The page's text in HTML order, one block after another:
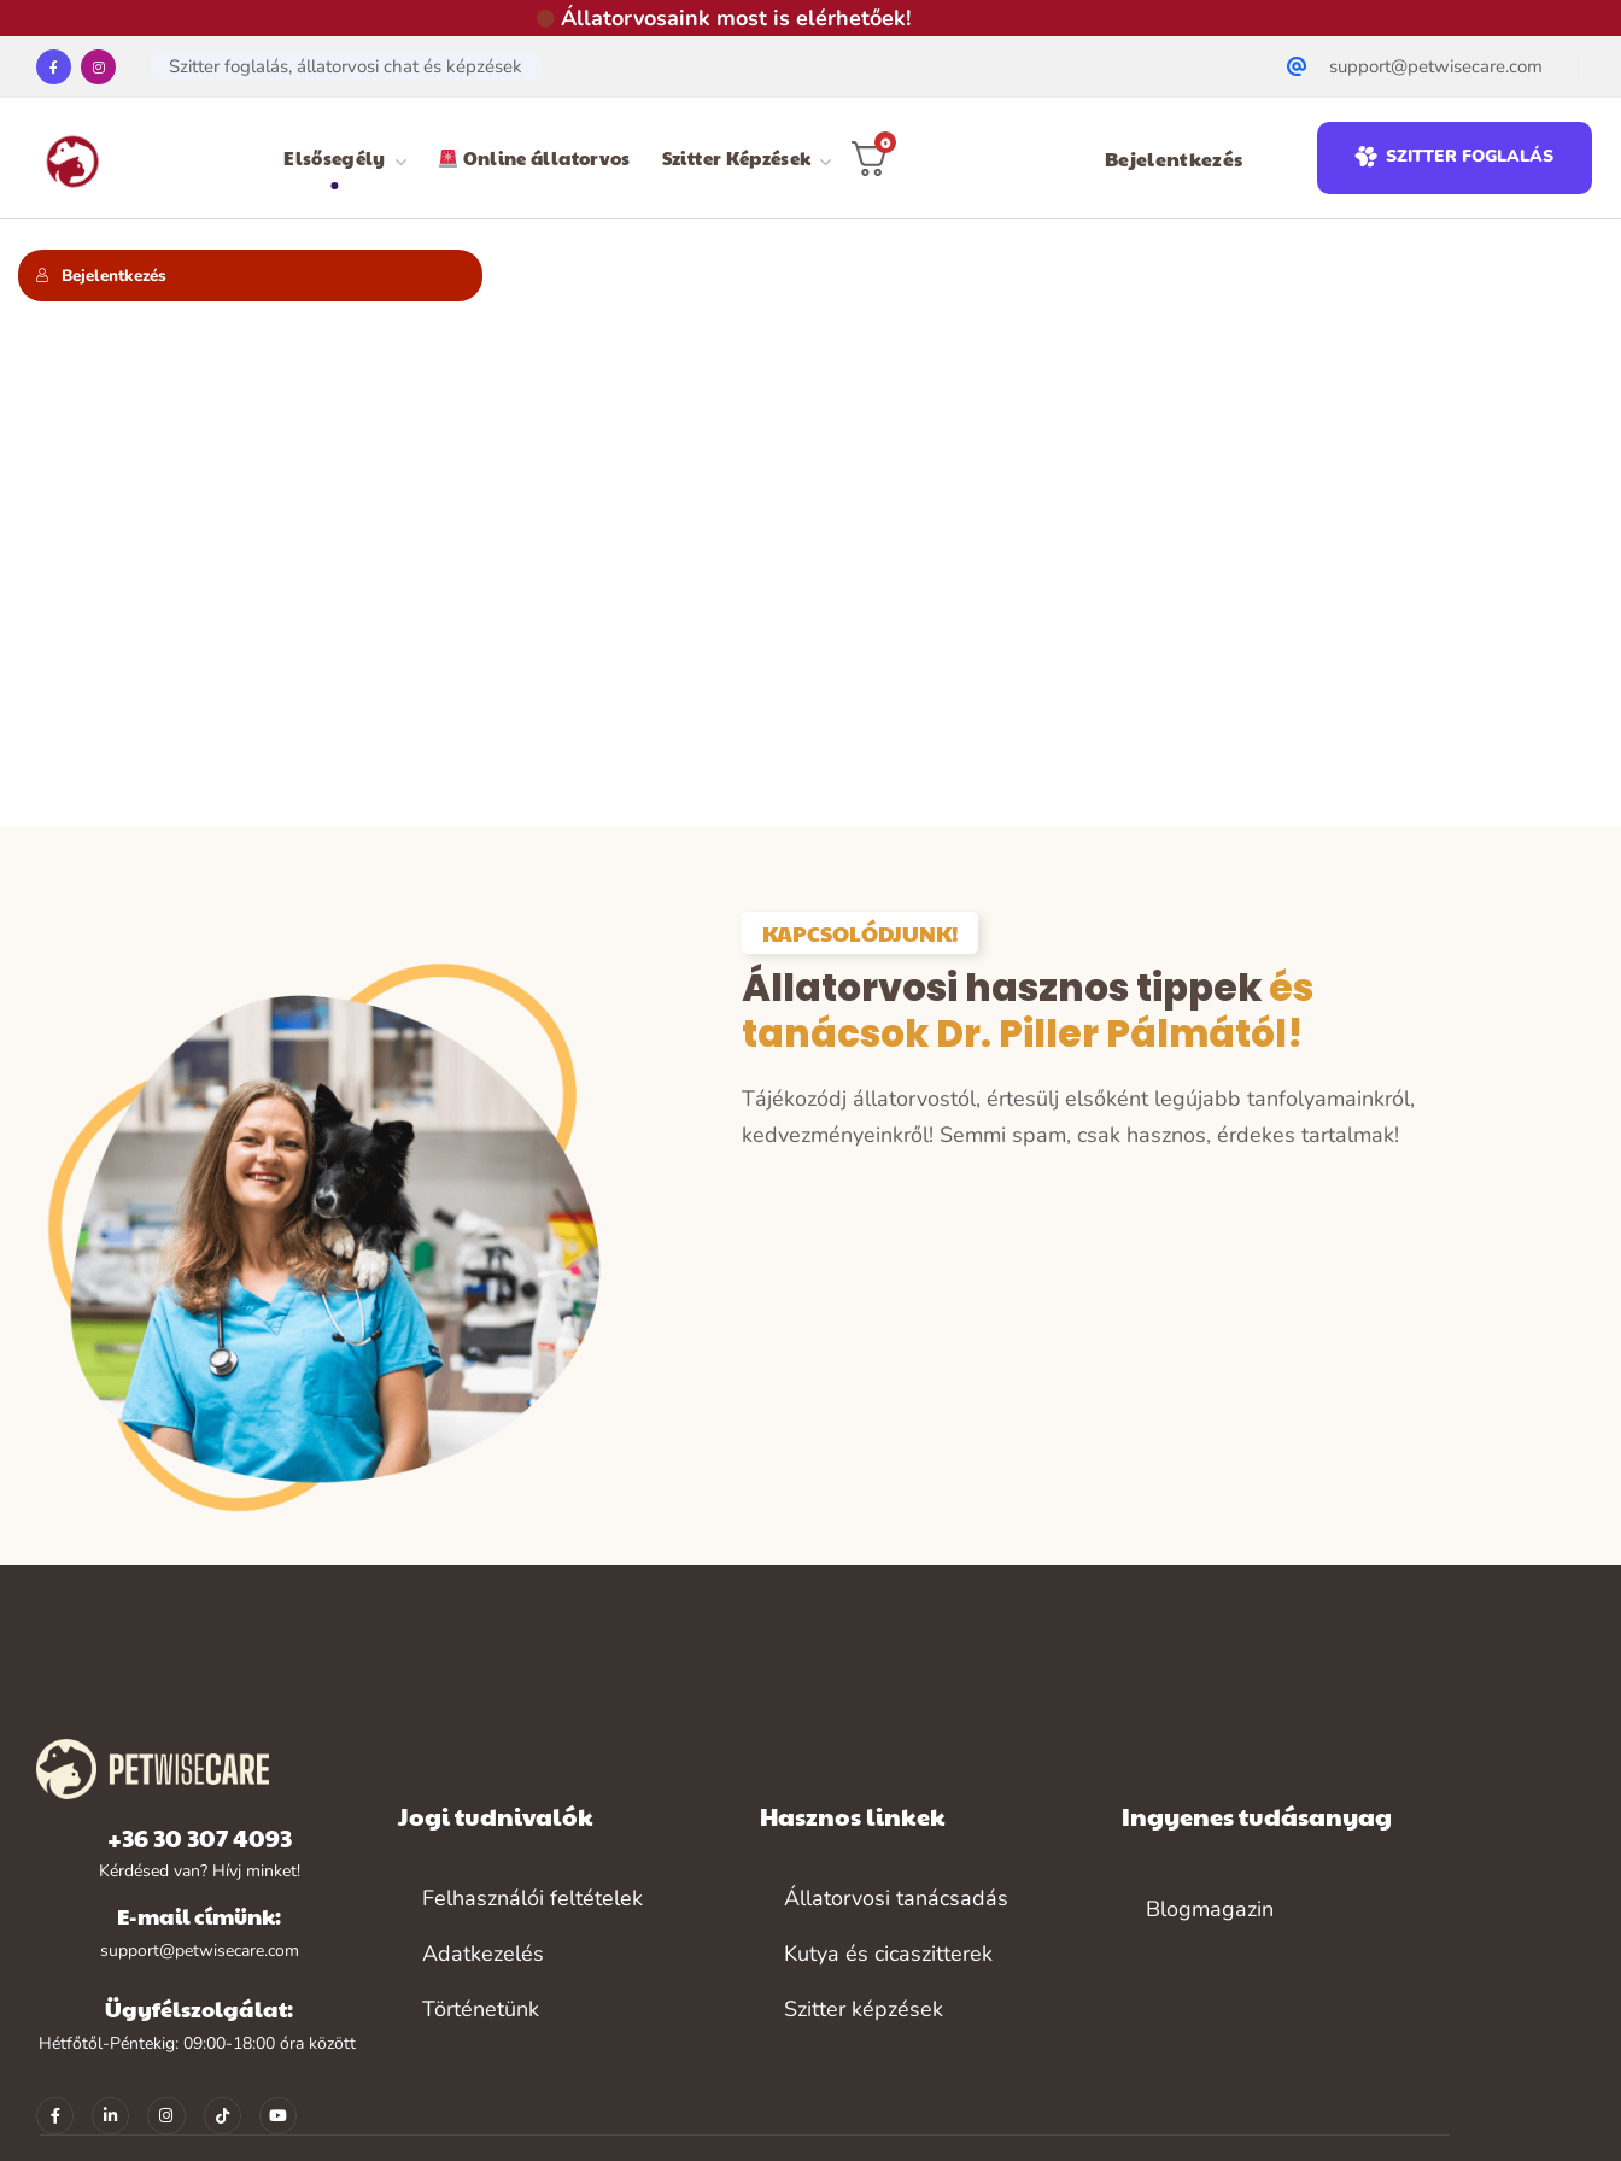
Állatorvosaink most is elérhetőek!
Szitter foglalás, állatorvosi chat és képzések support@petwisecare.com
Elsősegély Online állatorvos Szitter Képzések
0
Bejelentkezés SZITTER FOGLALÁS
Bejelentkezés
KAPCSOLÓDJUNK!
Állatorvosi hasznos tippekés
tanácsok Dr. Piller Pálmától!
Tájékozódj állatorvostól, értesülj elsőként legújabb tanfolyamainkról,
kedvezményeinkről! Semmi spam, csak hasznos, érdekes tartalmak!
+36 30 307 4093
Kérdésed van? Hívj minket!
E-mail címünk:
support@petwisecare.com
Ügyfélszolgálat:
Hétfőtől-Péntekig: 09:00-18:00 óra között
Jogi tudnivalók
Felhasználói feltételek
Adatkezelés
Történetünk
Hasznos linkek
Állatorvosi tanácsadás
Kutya és cicaszitterek
Szitter képzések
Ingyenes tudásanyag
Blogmagazin